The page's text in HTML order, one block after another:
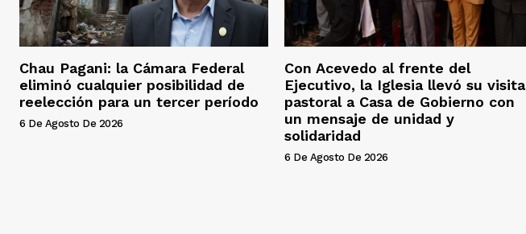
Chau Pagani: la Cámara Federal
eliminó cualquier posibilidad de
reelección para un tercer período
6 De Agosto De 2026
Con Acevedo al frente del
Ejecutivo, la Iglesia llevó su visita
pastoral a Casa de Gobierno con
un mensaje de unidad y
solidaridad
6 De Agosto De 2026